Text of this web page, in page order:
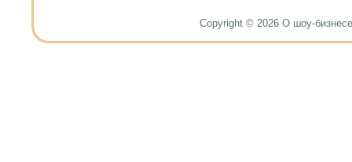
Copyright © 2026 О шоу-